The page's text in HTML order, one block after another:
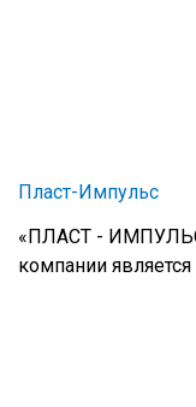
Пласт-Импульс
«ПЛАСТ -
компании